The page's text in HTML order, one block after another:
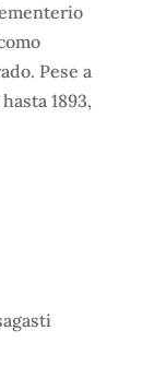
Pese a
1893,